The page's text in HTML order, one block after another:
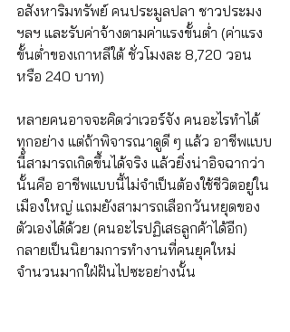
อสังหาริมทรัพย์ คนประมูลปลา ชาวประมง
ฯลฯ และรับค่าจ้างตามค่าแรงขั้นต่ำ (ค่าแรง
ขั้นต่ำของเกาหลีใต้ ชั่วโมงละ 8,720 วอน
หรือ 240 บาท)
หลายคนอาจจะคิดว่าเวอร์จัง คนอะไรทำได้
ทุกอย่าง แต่ถ้าพิจารณาดูดี ๆ แล้ว อาชีพแบบ
นี้สามารถเกิดขึ้นได้จริง แล้วยิ่งน่าอิจฉากว่า
นั้นคือ อาชีพแบบนี้ไม่จำเป็นต้องใช้ชีวิตอยู่ใน
เมืองใหญ่ แถมยังสามารถเลือกวันหยุดของ
ตัวเองได้ด้วย (คนอะไรปฏิเสธลูกค้าได้อีก)
กลายเป็นนิยามการทำงานที่คนยุคใหม่
จำนวนมากใฝ่ฝันไปซะอย่างนั้น